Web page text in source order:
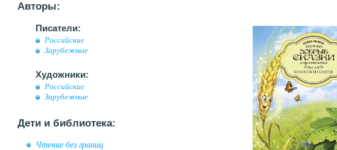
Авторы:
Писатели:
Российские
Зарубежные
Художники:
Российские
Зарубежные
Дети и библиотека:
Чтение без границ